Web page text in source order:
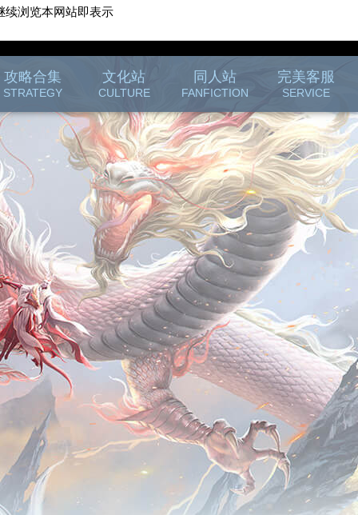
攻略合集
STRATEGY
文化站
CULTURE
同人站
FANFICTION
完美客服
SERVICE
续浏览本网站即表示